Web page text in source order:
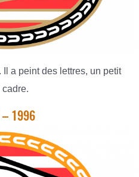
Il a peint des lettres, un petit
1996